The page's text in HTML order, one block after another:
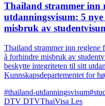
Thailand strammer inn
utdanningsvisum: 5
misbruk av
Thailand strammer inn
å forhindre misbruk av
beskytte integriteten til sitt
Kunnskapsdepartementet for
#thailand-utdanningsvisum
DTV DTVThaiVisa Les